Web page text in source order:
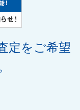
定をご希望